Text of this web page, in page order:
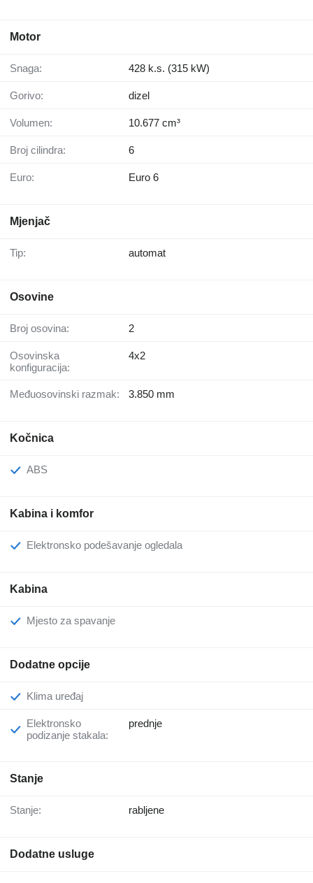
Motor
Snaga: 428 k.s. (315 kW)
Gorivo: dizel
Volumen: 10.677 cm³
Broj cilindra: 6
Euro: Euro 6
Mjenjač
Tip: automat
Osovine
Broj osovina: 2
Osovinska
konfiguracija:
4x2
Međuosovinski razmak: 3.850 mm
Kočnica
ABS
Kabina i komfor
Elektronsko podešavanje ogledala
Kabina
Mjesto za spavanje
Dodatne opcije
Klima uređaj
Elektronsko
podizanje stakala:
prednje
Stanje
Stanje: rabljene
Dodatne usluge